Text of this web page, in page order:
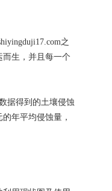
之
生，并且每一个
据得到的土壤侵蚀
年平均侵蚀量，